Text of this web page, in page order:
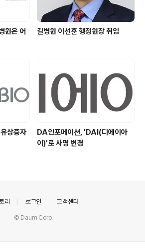
원은 어
길병원 이선훈 행정원장 취임
상증자
DA인포메이션, 'DAI(디에이아
이)'로 사명 변경
리 로그인 고객센터
© Daum Corp.